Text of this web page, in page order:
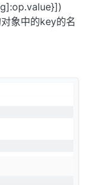
象中的key的名